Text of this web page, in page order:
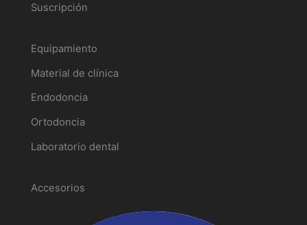
Suscripción
Equipamiento
Material de clínica
Endodoncia
Ortodoncia
Laboratorio dental
Accesorios